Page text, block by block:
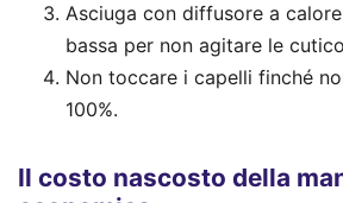
Asciuga con diffusore a
bassa per non agitare le
Non toccare i capelli finché
100%.
Il costo nascosto della